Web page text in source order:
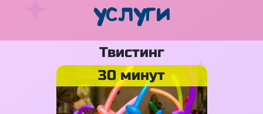
услуги
Твистинг
30 минут